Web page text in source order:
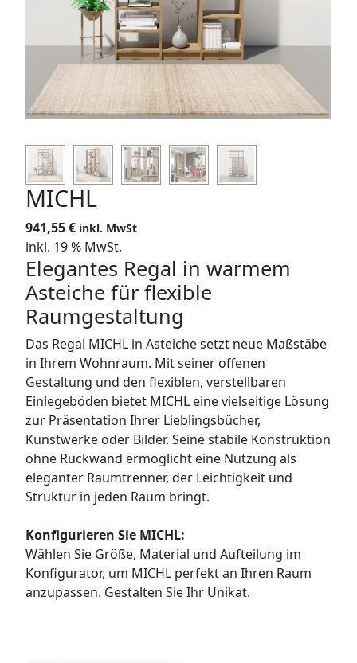
MICHL
941,55€ inkl. MwSt
inkl. 19 % MwSt.
Elegantes Regal in warmem
Asteiche für flexible
Raumgestaltung
Das Regal MICHL in Asteiche setzt neue Maßstäbe
in Ihrem Wohnraum. Mit seiner offenen
Gestaltung und den flexiblen, verstellbaren
Einlegeböden bietet MICHL eine vielseitige Lösung
zur Präsentation Ihrer Lieblingsbücher,
Kunstwerke oder Bilder. Seine stabile Konstruktion
ohne Rückwand ermöglicht eine Nutzung als
eleganter Raumtrenner, der Leichtigkeit und
Struktur in jeden Raum bringt.
Konfigurieren Sie MICHL:
Wählen Sie Größe, Material und Aufteilung im
Konfigurator, um MICHL perfekt an Ihren Raum
anzupassen. Gestalten Sie Ihr Unikat.
SIDEBOARDS
KOMMODEN
LOWBOARDS
FLURMÖBEL
VITRINEN
ECKLÖSUNGEN
APOTHEKERSCHRANK
WANDBOARDS
EINZELTEILE
ALLE ANZEIGEN